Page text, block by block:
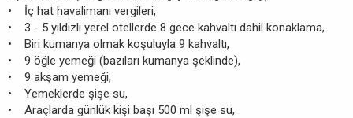
• İç hat havalimanı vergileri,
• 3 - 5 yıldızlı yerel otellerde 8 gece kahvaltı dahil konaklama,
• Biri kumanya olmak koşuluyla 9 kahvaltı,
• 9 öğle yemeği (bazıları kumanya şeklinde),
• 9 akşam yemeği,
• Yemeklerde şişe su,
• Araçlarda günlük kişi başı 500 ml şişe su,